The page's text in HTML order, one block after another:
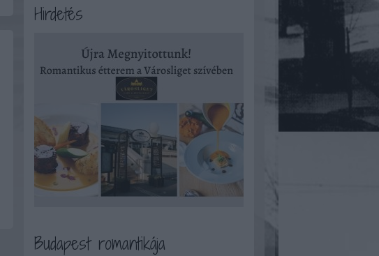
Hirdetés
Budapest romantikája